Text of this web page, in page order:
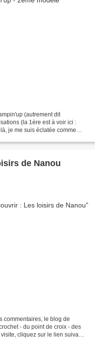
(autrement dit
(la 1ère est à voir ici :
je me suis éclatée comme
de Nanou
commentaires, le blog de
- du point de croix - des
cliquez sur le lien suivant :